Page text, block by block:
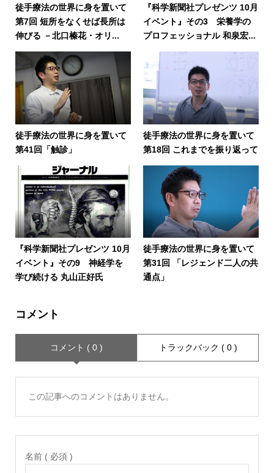
徒手療法の世界に身を置いて
第7回 短所をなくせば長所は
伸びる －北口榛花・オリ...
『科学新聞社プレゼンツ 10月
イベント』その3 栄養学の
プロフェッショナル 和泉宏...
徒手療法の世界に身を置いて
第41回「触診」
徒手療法の世界に身を置いて
第18回 これまでを振り返って
『科学新聞社プレゼンツ 10月
イベント』その9 神経学を
学び続ける 丸山正好氏
徒手療法の世界に身を置いて
第31回 「レジェンド二人の共
通点」
コメント
コメント ( 0 ) トラックバック ( 0 )
この記事へのコメントはありません。
名前 ( 必須 )